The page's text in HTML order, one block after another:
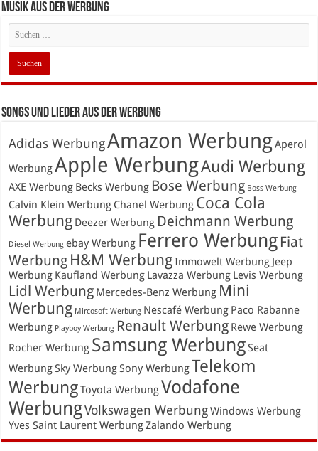
Musik aus der Werbung
Songs und Lieder aus der Werbung
Adidas WerbungAmazon WerbungAperol
WerbungApple WerbungAudi Werbung
AXE Werbung Becks Werbung Bose Werbung Boss Werbung
Calvin Klein Werbung Chanel Werbung Coca Cola
Werbung Deezer Werbung Deichmann Werbung
Diesel Werbung ebay Werbung Ferrero Werbung Fiat
Werbung H&M WerbungImmowelt Werbung Jeep
Werbung Kaufland Werbung Lavazza Werbung Levis Werbung
Lidl Werbung Mercedes-Benz Werbung Mini
Werbung Mircosoft Werbung Nescafé Werbung Paco Rabanne
Werbung Playboy Werbung Renault Werbung Rewe Werbung
Rocher Werbung Samsung WerbungSeat
WerbungSky WerbungSony WerbungTelekom
WerbungToyota WerbungVodafone
WerbungVolkswagen WerbungWindows Werbung
Yves Saint Laurent WerbungZalando Werbung